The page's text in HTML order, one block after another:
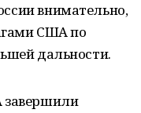
внимательно,
США по
дальности.
завершили